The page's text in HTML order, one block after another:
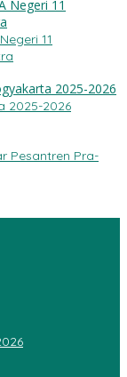
11
2025-2026
Pesantren Pra-